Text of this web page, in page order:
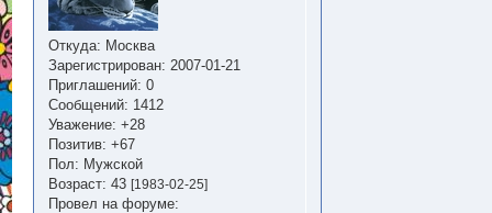
Откуда: Москва
Зарегистрирован: 2007-01-21
Приглашений: 0
Сообщений: 1412
Уважение: +28
Позитив: +67
Пол: Мужской
Возраст: 43 [1983-02-25]
Провел на форуме: